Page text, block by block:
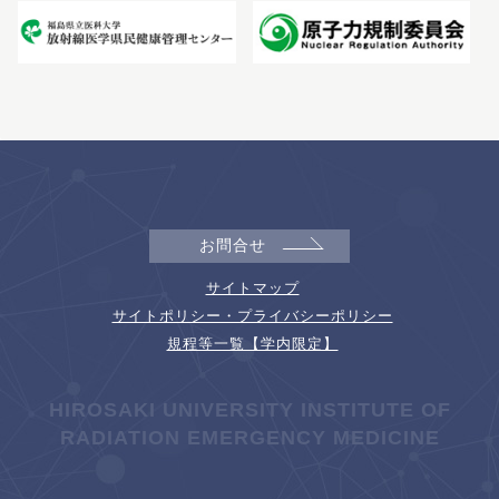
お問合せ
サイトマップ
サイトポリシー・プライバシーポリシー
規程等一覧【学内限定】
HIROSAKI UNIVERSITY INSTITUTE OF
RADIATION EMERGENCY MEDICINE